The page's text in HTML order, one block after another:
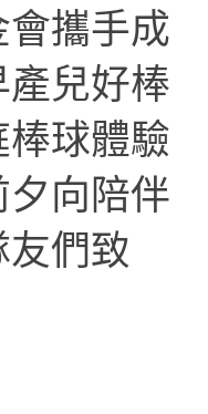
攜手成
兒好棒
球體驗
夕向陪伴
們致